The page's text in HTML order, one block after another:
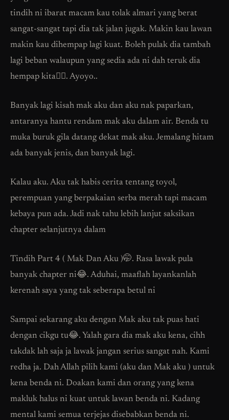
tindih ni ibarat macam kau tolak almari yang berat
sangat-sangat tapi dia tak jalan jugak. Makin kau lawan
makin kau dihempap lagi kuat. Boleh pulak dia tambah
lagi beban walaupun yang sedia ada ni dah teruk dia
hempap kita🤦‍♀️. Ayoyo..
Banyak lagi kisah mak aku dan aku nak paparkan,
antaranya hantu rendam mak aku dalam air. Benda tu
muka buruk gila datang dekat mak aku. Jemalang hitam
ada banyak jenis, dan banyak lagi.
Kalau aku. Aku tak habis cerita tentang toyol,
perempuan yang berpakaian serba merah tapi macam
kebaya pun ada. Jadi nak tahu lebih lanjut saksikan
chapter selanjutnya dalam
Tindih Part 4 ( Mak Dan Aku )🤭. Rasa lawak pula
banyak chapter ni😂. Aduhai, maaflah layankanlah
kerenah saya yang tak seberapa betul ni
Sampai sekarang aku dengan Mak aku tak puas hati
dengan cikgu tu😂. Yalah gara dia mak aku kena, cihh
takdak lah saja ja lawak jangan serius sangat nah. Kami
redha ja. Dah Allah pilih kami (aku dan Mak aku ) untuk
kena benda ni. Doakan kami dan orang yang kena
makluk halus ni kuat untuk lawan benda ni. Kadang
mental kami semua terjejas disebabkan benda ni.